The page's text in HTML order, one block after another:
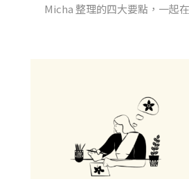
Micha 整理的四大要點，一起